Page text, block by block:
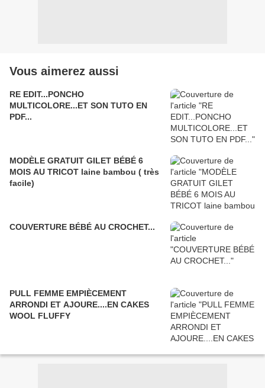
Vous aimerez aussi
RE EDIT...PONCHO
MULTICOLORE...ET SON TUTO EN
PDF...
MODÈLE GRATUIT GILET BÉBÉ 6
MOIS AU TRICOT laine bambou ( très
facile)
COUVERTURE BÉBÉ AU CROCHET...
PULL FEMME EMPIÈCEMENT
ARRONDI ET AJOURE....EN CAKES
WOOL FLUFFY